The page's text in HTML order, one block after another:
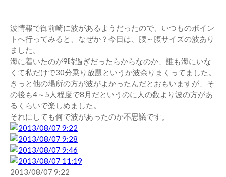
波情報で御前崎に波があるようだったので、いつものポイン
トへ行ってみると、なぜか？今日は、腰～腹サイズの波あり
ました。
海に着いたのが9時過ぎだったらからなのか、誰も海にいな
くて私だけで30分乗り放題というか波余りまくってました。
きっと他の場所の方が波がよかったんだとおもいますが、そ
の後も4～5人程度で8月だというのに人の数より波の方があ
るくらいで楽しめました。
それにしても何で波があったのか不思議です。
2013/08/07 9:22